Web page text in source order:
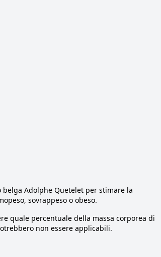
belga Adolphe Quetelet per stimare la
sovrappeso o obeso.
quale percentuale della massa corporea di
non essere applicabili.